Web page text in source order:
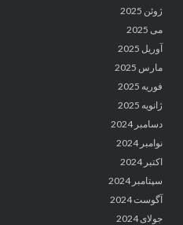
ژوئن 2025
می 2025
آوریل 2025
مارس 2025
فوریه 2025
ژانویه 2025
دسامبر 2024
نوامبر 2024
اکتبر 2024
سپتامبر 2024
آگوست 2024
جولای 2024